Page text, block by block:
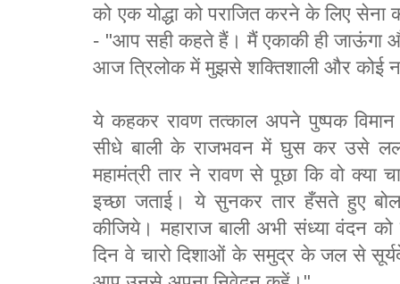
को एक योद्धा को पराजित करने के लिए
- "आप सही कहते हैं। मैं एकाकी ही जाऊंगा
आज त्रिलोक में मुझसे शक्तिशाली और कोई
ये कहकर रावण तत्काल अपने पुष्पक
सीधे बाली के राजभवन में घुस कर उसे
महामंत्री तार ने रावण से पूछा कि वो क्या
इच्छा जताई। ये सुनकर तार हँसते हुए
कीजिये। महाराज बाली अभी संध्या वंदन
दिन वे चारो दिशाओं के समुद्र के जल से